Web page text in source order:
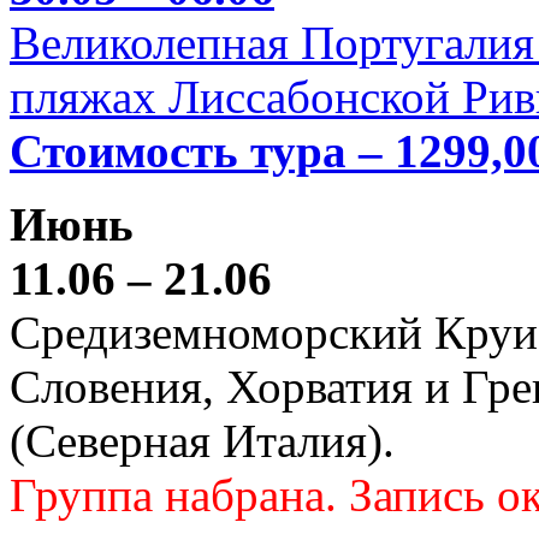
Великолепная
пляжах Лиссабонской
Стоимость тура –
Июнь
11.06 – 21.06
Средиземноморский
Словения, Хорватия и
(Северная Италия).
Группа набрана. Запись